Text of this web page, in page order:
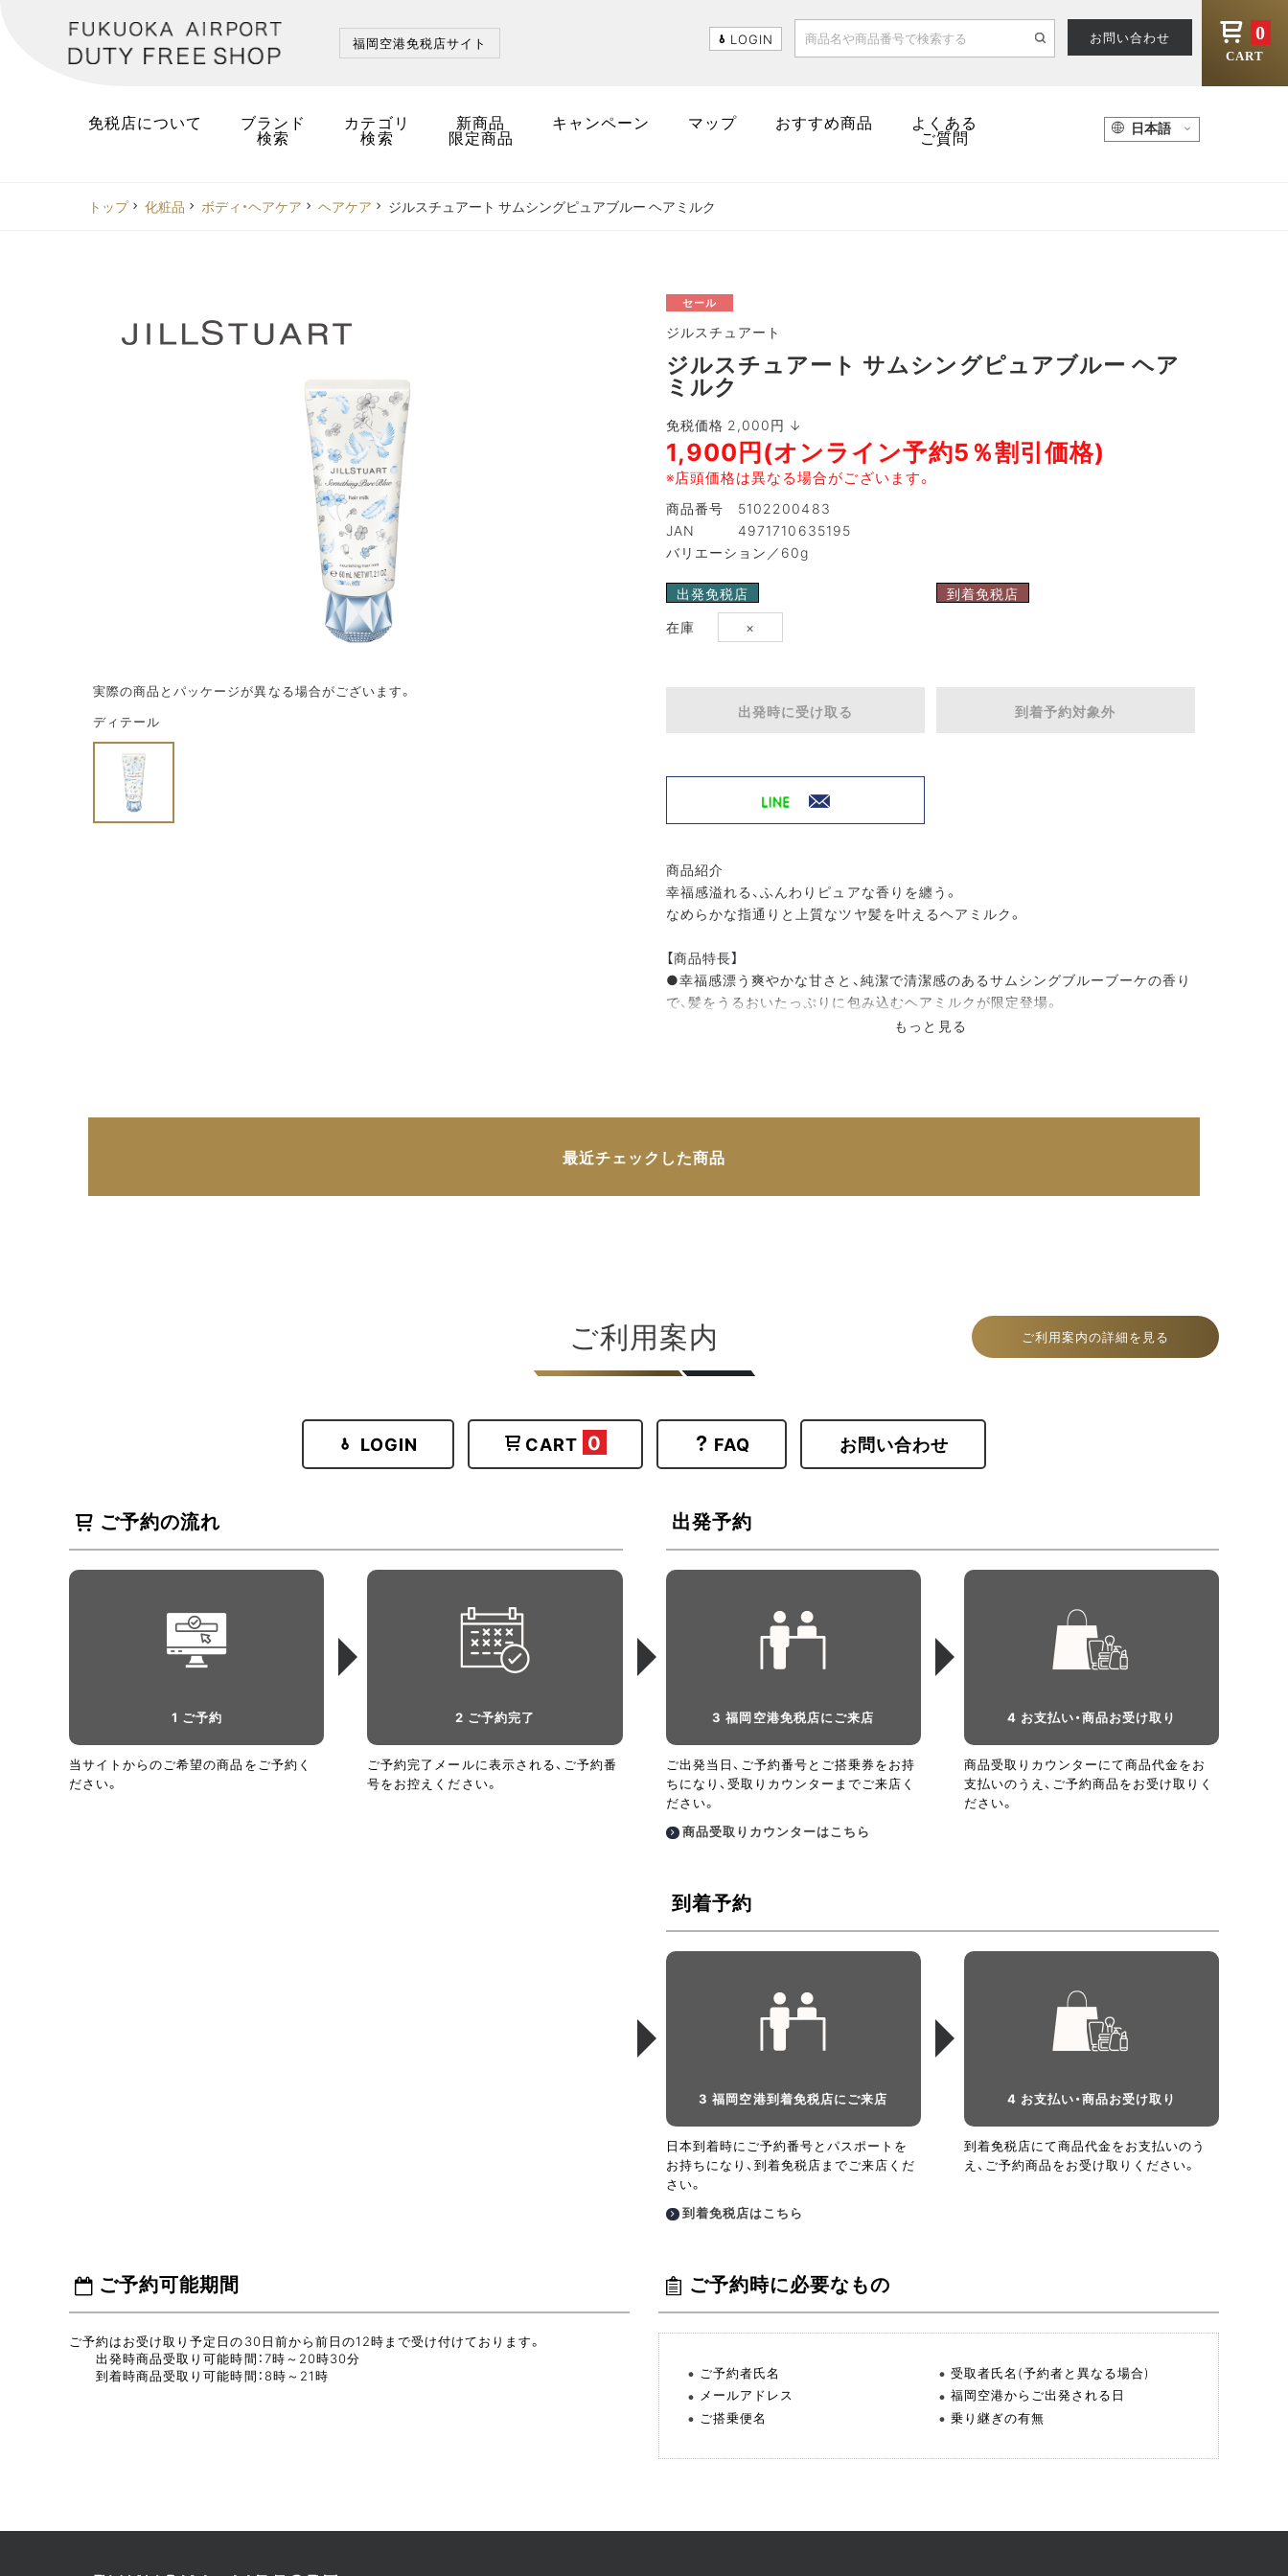
福岡空港免税店サイト LOGIN お問い合わせ 0
CART
免税店について ブランド
検索
カテゴリ
検索
新商品
限定商品
キャンペーン マップ おすすめ商品 よくある
ご質問
トップ 化粧品 ボディ・ヘアケア ヘアケア ジルスチュアート サムシングピュアブルー ヘアミルク
実際の商品とパッケージが異なる場合がございます。
ディテール
セール
ジルスチュアート
ジルスチュアート サムシングピュアブルー ヘア
ミルク
免税価格 2,000円 ↓
1,900円(オンライン予約5％割引価格)
※店頭価格は異なる場合がございます。
商品番号 5102200483
JAN 4971710635195
バリエーション／60g
出発免税店
在庫
×
出発時に受け取る
到着免税店
到着予約対象外
商品紹介
幸福感溢れる、ふんわりピュアな香りを纏う。
なめらかな指通りと上質なツヤ髪を叶えるヘアミルク。
【商品特長】
●幸福感漂う爽やかな甘さと、純潔で清潔感のあるサムシングブルーブーケの香り
で、髪をうるおいたっぷりに包み込むヘアミルクが限定登場。
●ダメージを受けた髪を内側と外側からダブルで補修し、なめらかな指通りにとと
●髪をやわらかな質感に仕上げる成分がゴワつく髪をやわらかくほぐし、しなやか
●薄い膜で髪一本一本をコートする成分が、つるつるとしたなめらかな指通りとま
●パラベンフリー。
もっと見る
最近チェックした商品
ご利用案内 ご利用案内の詳細を見る
LOGIN CART 0 FAQ お問い合わせ
ご予約の流れ
1 ご予約
当サイトからのご希望の商品をご予約く
ださい。
2 ご予約完了
ご予約完了メールに表示される、ご予約番
号をお控えください。
出発予約
3 福岡空港免税店にご来店
ご出発当日、ご予約番号とご搭乗券をお持
ちになり、受取りカウンターまでご来店く
ださい。
商品受取りカウンターはこちら
4 お支払い・商品お受け取り
商品受取りカウンターにて商品代金をお
支払いのうえ、ご予約商品をお受け取りく
ださい。
到着予約
3 福岡空港到着免税店にご来店
日本到着時にご予約番号とパスポートを
お持ちになり、到着免税店までご来店くだ
さい。
到着免税店はこちら
4 お支払い・商品お受け取り
到着免税店にて商品代金をお支払いのう
え、ご予約商品をお受け取りください。
ご予約可能期間
ご予約はお受け取り予定日の30日前から前日の12時まで受け付けております。
出発時商品受取り可能時間：7時～20時30分
到着時商品受取り可能時間：8時～21時
ご予約時に必要なもの
ご予約者氏名
受取者氏名(予約者と異なる場合)
メールアドレス
福岡空港からご出発される日
ご搭乗便名
乗り継ぎの有無